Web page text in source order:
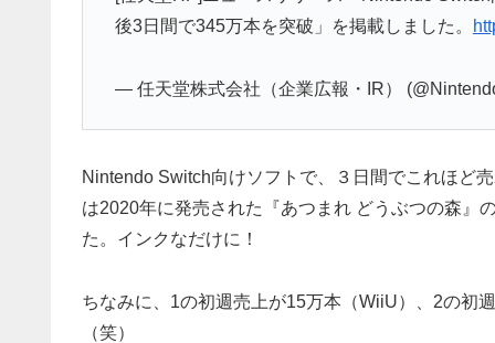
後3日間で345万本を突破」を掲載しました。
— 任天堂株式会社（企業広報・IR）
Nintendo Switch向けソフトで、３日間でこれほど
は2020年に発売された『あつまれ どうぶつの森』
た。インクなだけに！
ちなみに、1の初週売上が15万本（WiiU）、2の初
（笑）